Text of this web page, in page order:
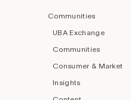
Communities
UBA Exchange
Communities
Consumer & Market
Insights